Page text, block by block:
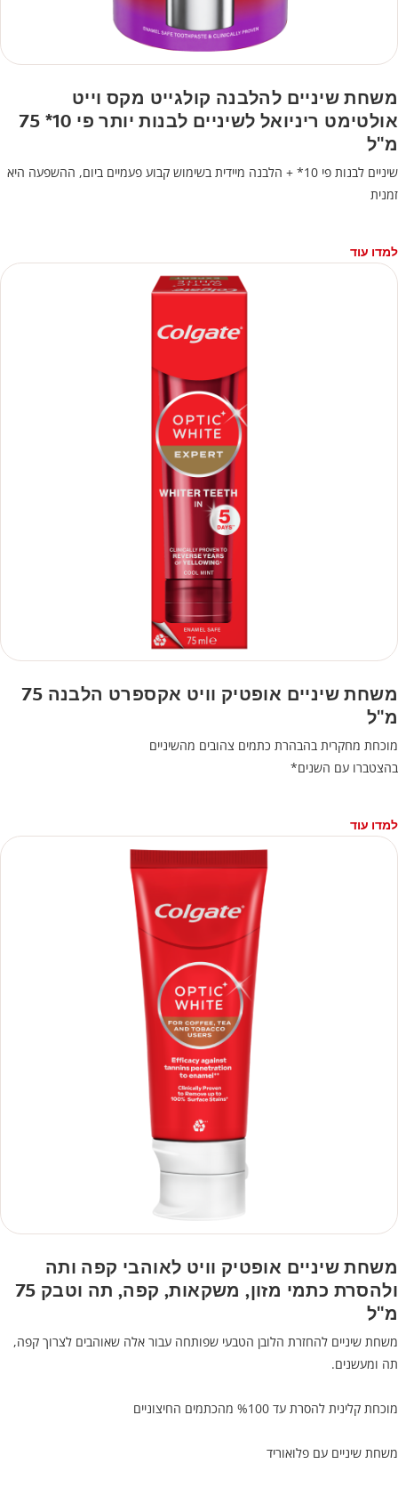
משחת שיניים להלבנה קולגייט מקס וייט
אולטימט ריניואל לשיניים לבנות יותר פי 10* 75
מ"ל
שיניים לבנות פי 10* + הלבנה מיידית בשימוש קבוע פעמיים ביום, ההשפעה היא
זמנית
למדו עוד
משחת שיניים אופטיק וויט אקספרט הלבנה 75
מ"ל
מוכחת מחקרית בהבהרת כתמים צהובים מהשיניים
בהצטברו עם השנים*
למדו עוד
משחת שיניים אופטיק וויט לאוהבי קפה ותה
ולהסרת כתמי מזון, משקאות, קפה, תה וטבק 75
מ"ל
משחת שיניים להחזרת הלובן הטבעי שפותחה עבור אלה שאוהבים לצרוך קפה,
תה ומעשנים.
מוכחת קלינית להסרת עד %100 מהכתמים החיצוניים
משחת שיניים עם פלואוריד